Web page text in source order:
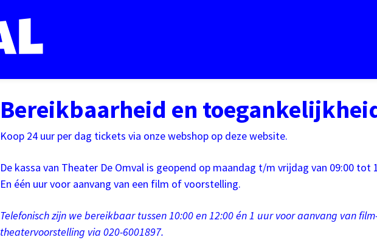
Bereikbaarheid en
Koop 24 uur per dag tickets via onze webshop op deze website.
De kassa van Theater De Omval is geopend op maandag t/m vrijdag van 09:00 tot
En één uur voor aanvang van een film of voorstelling.
Telefonisch zijn we bereikbaar tussen 10:00 en 12:00 én 1 uur voor aanvang van
theatervoorstelling via 020-6001897.